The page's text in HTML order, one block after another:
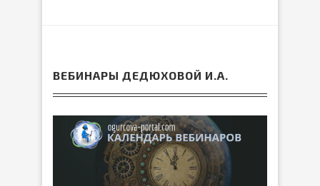
ВЕБИНАРЫ ДЕДЮХОВОЙ И.А.